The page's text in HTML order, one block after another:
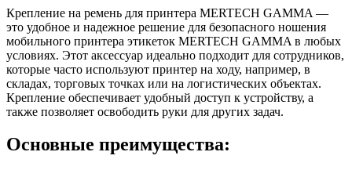
Крепление на ремень для принтера MERTECH GAMMA —
это удобное и надежное решение для безопасного ношения
мобильного принтера этикеток MERTECH GAMMA в любых
условиях. Этот аксессуар идеально подходит для сотрудников,
которые часто используют принтер на ходу, например, в
складах, торговых точках или на логистических объектах.
Крепление обеспечивает удобный доступ к устройству, а
также позволяет освободить руки для других задач.
Основные преимущества: